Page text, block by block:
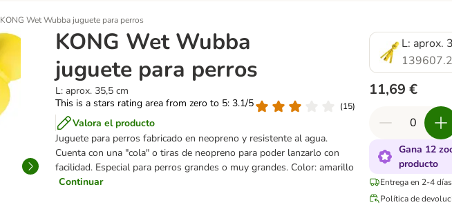
KONG Wet Wubba juguete para perros
KONG Wet Wubba
juguete para perros
L: aprox. 35,5 cm
This is a stars rating area from zero to 5: 3.1/5
(15)
Valora el producto
Juguete para perros fabricado en neopreno y resistente al agua.
Cuenta con una "cola" o tiras de neopreno para poder lanzarlo con
facilidad. Especial para perros grandes o muy grandes. Color: amarillo
Continuar
L: aprox.
139607.2
11,69 €
Gana 12
producto
Entrega en 2-4
Política de